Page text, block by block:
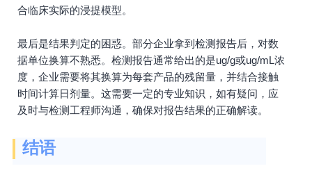
合临床实际的浸提模型。
最后是结果判定的困惑。部分企业拿到检测报告后，对数
据单位换算不熟悉。检测报告通常给出的是ug/g或ug/mL浓
度，企业需要将其换算为每套产品的残留量，并结合接触
时间计算日剂量。这需要一定的专业知识，如有疑问，应
及时与检测工程师沟通，确保对报告结果的正确解读。
结语